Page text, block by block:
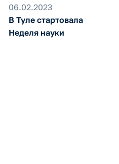
06.02.2023
В Туле стартовала
Неделя науки